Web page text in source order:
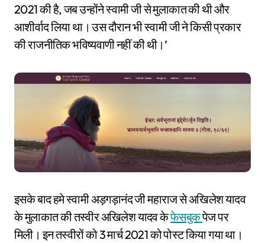
2021 की है, जब उन्होंने स्वामी जी से मुलाकात की थी और
आशीर्वाद लिया था। उस दौरान भी स्वामी जी ने किसी प्रकार
की राजनीतिक भविष्यवाणी नहीं की थी।’
इसके बाद हमे स्वामी अड़गड़ानंद जी महाराज से अखिलेश यादव
के मुलाकात की तस्वीर अखिलेश यादव केफेसबुकपेज पर
मिली। इन तस्वीरों को 3 मार्च 2021 को पोस्ट किया गया था।